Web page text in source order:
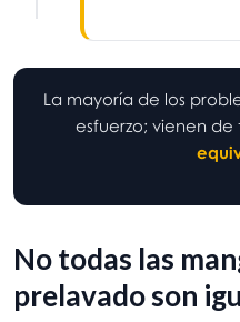
La mayoría de los
esfuerzo; vienen
No todas las
prelavado son